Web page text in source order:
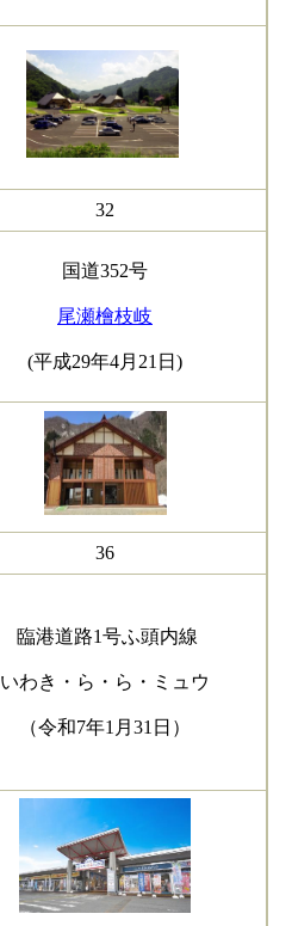
32
国道352号
尾瀬檜枝岐
(平成29年4月21日)
36
臨港道路1号ふ頭内線
いわき・ら・ら・ミュウ
（令和7年1月31日）